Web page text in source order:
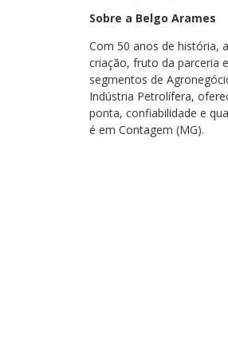
Sobre a Belgo Arames
Com 50 anos de história,
criação, fruto da parceria
segmentos de
Indústria Petrolífera,
ponta, confiabilidade e
é em Contagem (MG).